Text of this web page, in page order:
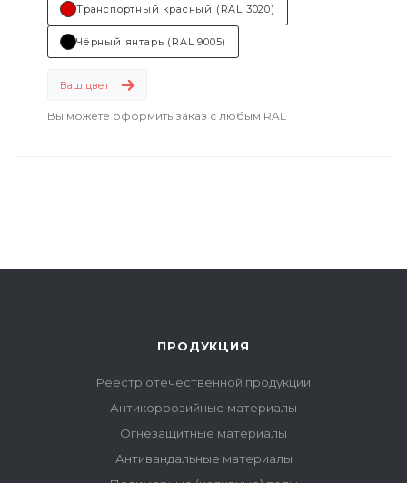
Транспортный красный (RAL 3020)
Чёрный янтарь (RAL 9005)
Ваш цвет
Вы можете оформить заказ с любым RAL
ПРОДУКЦИЯ
Реестр отечественной продукции
Антикоррозийные материалы
Огнезащитные материалы
Антивандальные материалы